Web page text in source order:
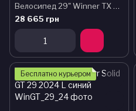
Велосипед 29" Winner TX 2026 M Grey-Green (mat)
28 665 грн
Бесплатно курьером